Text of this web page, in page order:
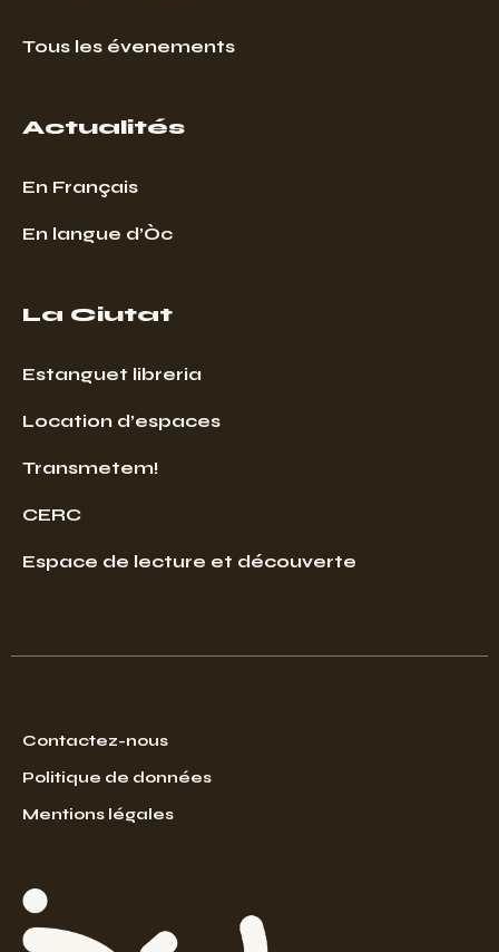
Tous les évenements
Actualités
En Français
En langue d’Òc
La Ciutat
Estanguet libreria
Location d’espaces
Transmetem!
CERC
Espace de lecture et découverte
Contactez-nous
Politique de données
Mentions légales